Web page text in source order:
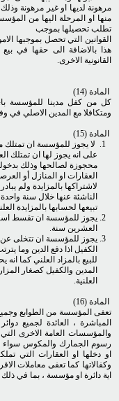
مرهونة لديها او غير مرهونة
منها او المرحلة اليها من
تطلب تحصيلها بموجب
القوانين التي تحصل بموجبها
هذا بالاضافة الى حقها في بيع
القانونية الاخرى.
المادة (14)
كل من كفل مدينا للمؤسسة
ومتكافلا مع المدين الاصلي في
المادة (15)
لا يجوز للمؤسسة ان تمتلك من
على انه يجوز لها ان تمتلك
محجوزة لصالحها وذلك
العقارات او المنازل أو
لاشتراكها بالمزايدة ولم
الناشئة عنها خلال سنة
تبيعها لحسابها بالمزايدة
يجوز للمؤسسة ان تقسط
العشرين سنة.
يجوز للمؤسسة ان تتخلى عن
الكفيل اذا دفع الدين وما
للبيع بالمزاد العلني كما
المدين والكفيل كصغار
العلنية.
المادة (16)
تعفى المؤسسة من الطوابع
المباشرة ، العائدة لجميع
والمؤسسات العامة الاخرى
رسوم الجمارك والمكوس سواء
او دخلها او العقارات التي
وكفالاتها كما تعفى معاملات
اية دائرة او مؤسسة ، بما في ذلك